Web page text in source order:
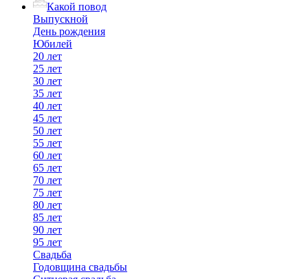
Какой повод
Выпускной
День рождения
Юбилей
20 лет
25 лет
30 лет
35 лет
40 лет
45 лет
50 лет
55 лет
60 лет
65 лет
70 лет
75 лет
80 лет
85 лет
90 лет
95 лет
Свадьба
Годовщина свадьбы